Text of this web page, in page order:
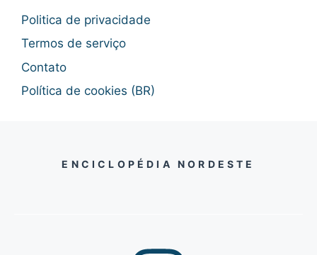
Politica de privacidade
Termos de serviço
Contato
Política de cookies (BR)
ENCICLOPÉDIA NORDESTE